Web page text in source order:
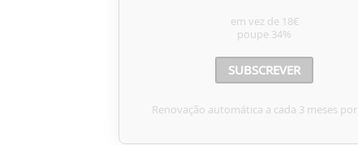
em vez de 18€
poupe 34%
SUBSCREVER
Renovação automática a cada 3 meses por